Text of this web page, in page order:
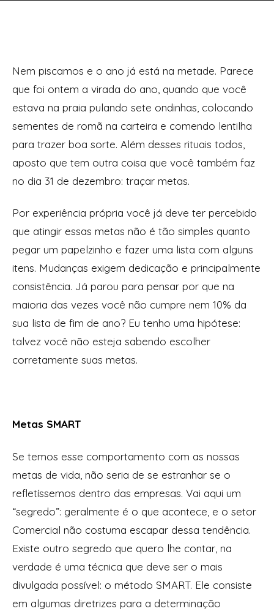
Nem piscamos e o ano já está na metade. Parece
que foi ontem a virada do ano, quando que você
estava na praia pulando sete ondinhas, colocando
sementes de romã na carteira e comendo lentilha
para trazer boa sorte. Além desses rituais todos,
aposto que tem outra coisa que você também faz
no dia 31 de dezembro: traçar metas.
Por experiência própria você já deve ter percebido
que atingir essas metas não é tão simples quanto
pegar um papelzinho e fazer uma lista com alguns
itens. Mudanças exigem dedicação e principalmente
consistência. Já parou para pensar por que na
maioria das vezes você não cumpre nem 10% da
sua lista de fim de ano? Eu tenho uma hipótese:
talvez você não esteja sabendo escolher
corretamente suas metas.
Metas SMART
Se temos esse comportamento com as nossas
metas de vida, não seria de se estranhar se o
refletíssemos dentro das empresas. Vai aqui um
“segredo”: geralmente é o que acontece, e o setor
Comercial não costuma escapar dessa tendência.
Existe outro segredo que quero lhe contar, na
verdade é uma técnica que deve ser o mais
divulgada possível: o método SMART. Ele consiste
em algumas diretrizes para a determinação